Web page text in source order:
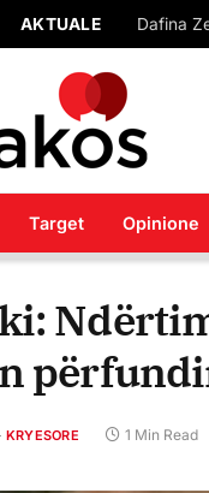
AKTUALE Si
Target Opinione
KRYESORE 1 Min Read